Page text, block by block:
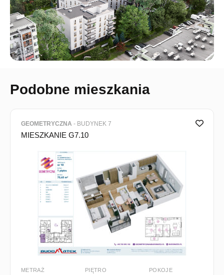
Podobne mieszkania
GEOMETRYCZNA - BUDYNEK 7
MIESZKANIE G7.10
METRAŻ PIĘTRO POKOJE